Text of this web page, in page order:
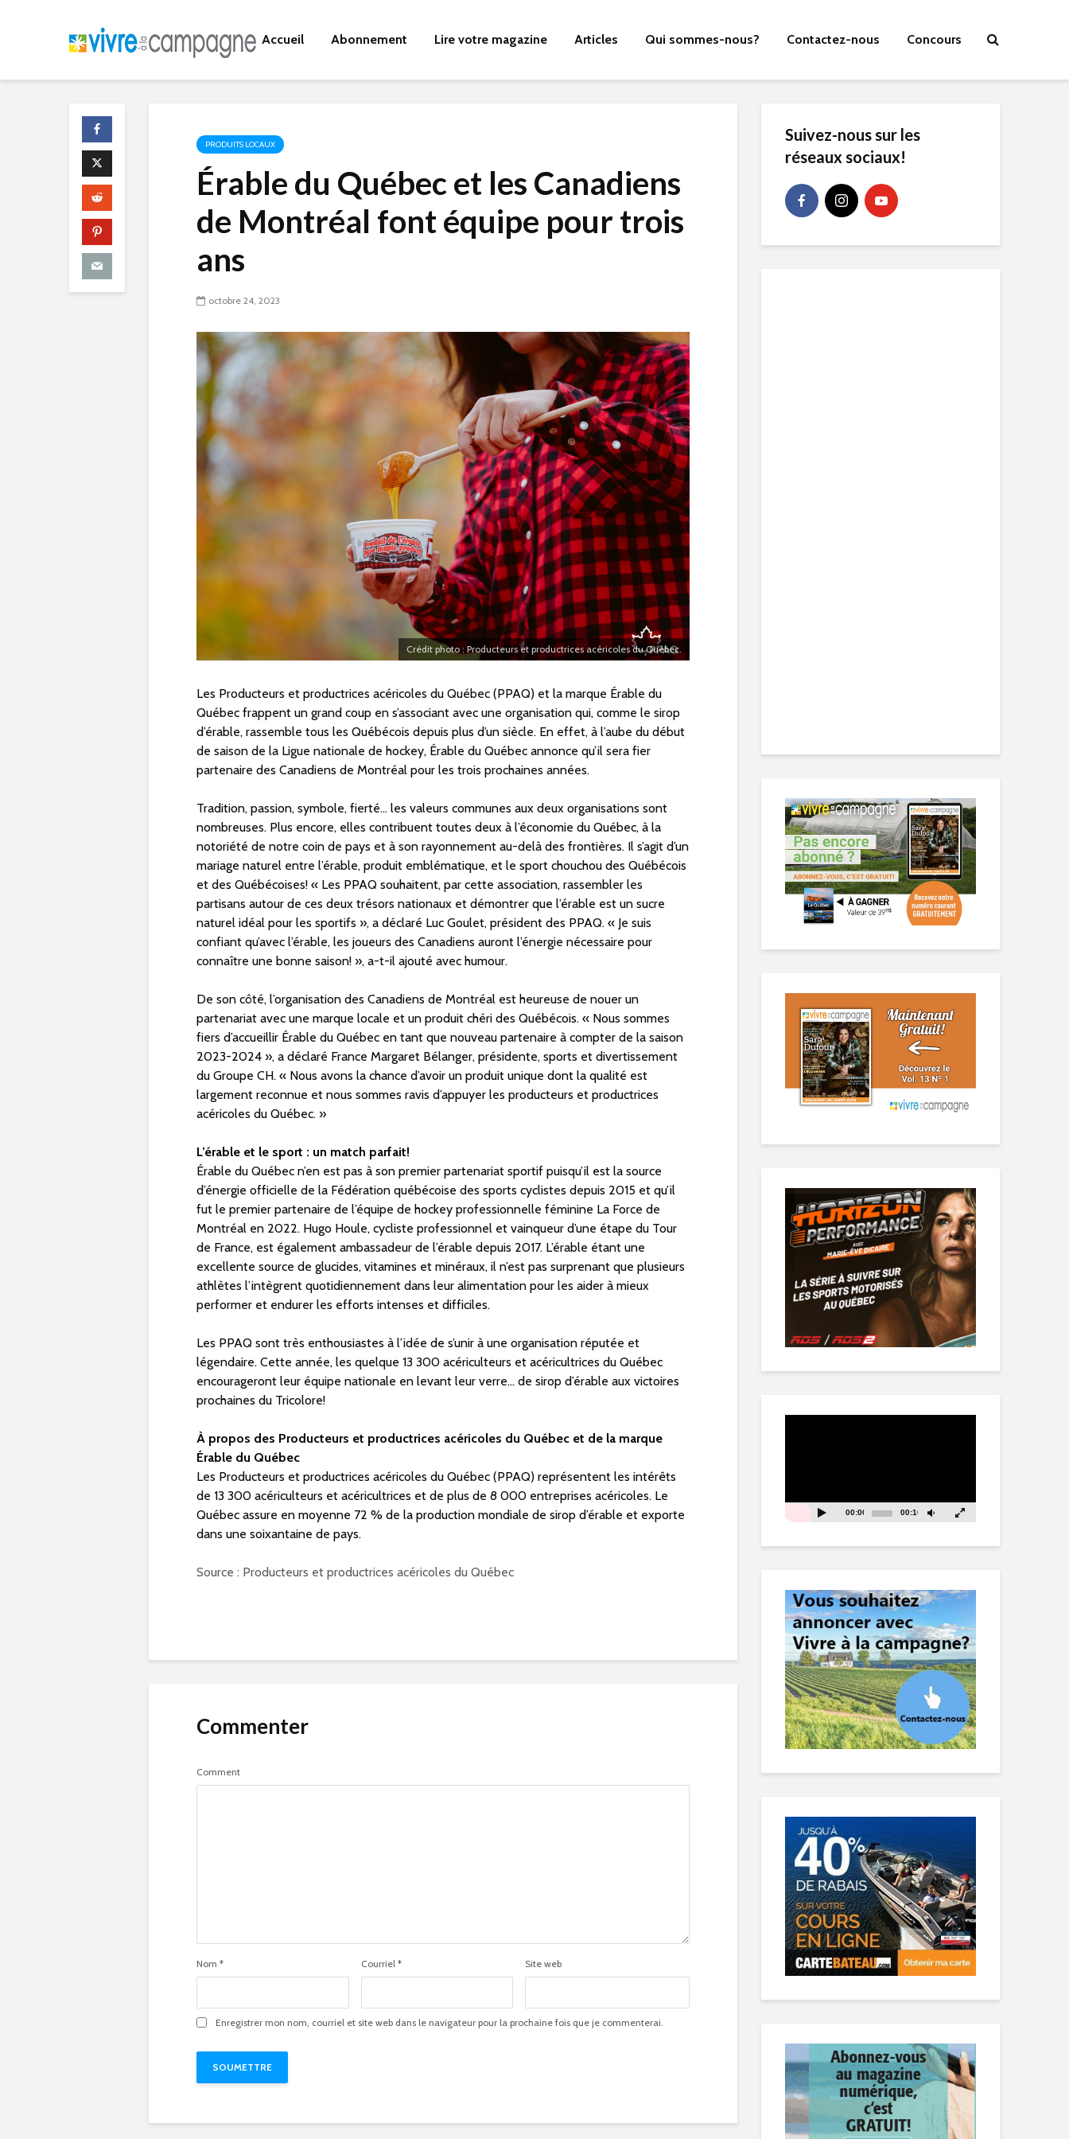
Accueil Abonnement Lire votre magazine Articles Qui sommes-nous? Contactez-nous Concours
PRODUITS LOCAUX
Érable du Québec et les Canadiens
de Montréal font équipe pour trois
ans
octobre 24, 2023
Crédit photo : Producteurs et productrices acéricoles du Québec.
Les Producteurs et productrices acéricoles du Québec (PPAQ) et la marque Érable du
Québec frappent un grand coup en s’associant avec une organisation qui, comme le sirop
d’érable, rassemble tous les Québécois depuis plus d’un siècle. En effet, à l’aube du début
de saison de la Ligue nationale de hockey, Érable du Québec annonce qu’il sera fier
partenaire des Canadiens de Montréal pour les trois prochaines années.
Tradition, passion, symbole, fierté… les valeurs communes aux deux organisations sont
nombreuses. Plus encore, elles contribuent toutes deux à l’économie du Québec, à la
notoriété de notre coin de pays et à son rayonnement au-delà des frontières. Il s’agit d’un
mariage naturel entre l’érable, produit emblématique, et le sport chouchou des Québécois
et des Québécoises! « Les PPAQ souhaitent, par cette association, rassembler les
partisans autour de ces deux trésors nationaux et démontrer que l’érable est un sucre
naturel idéal pour les sportifs », a déclaré Luc Goulet, président des PPAQ. « Je suis
confiant qu’avec l’érable, les joueurs des Canadiens auront l’énergie nécessaire pour
connaître une bonne saison! », a-t-il ajouté avec humour.
De son côté, l’organisation des Canadiens de Montréal est heureuse de nouer un
partenariat avec une marque locale et un produit chéri des Québécois. « Nous sommes
fiers d’accueillir Érable du Québec en tant que nouveau partenaire à compter de la saison
2023-2024 », a déclaré France Margaret Bélanger, présidente, sports et divertissement
du Groupe CH. « Nous avons la chance d’avoir un produit unique dont la qualité est
largement reconnue et nous sommes ravis d’appuyer les producteurs et productrices
acéricoles du Québec. »
L’érable et le sport : un match parfait!
Érable du Québec n’en est pas à son premier partenariat sportif puisqu’il est la source
d’énergie officielle de la Fédération québécoise des sports cyclistes depuis 2015 et qu’il
fut le premier partenaire de l’équipe de hockey professionnelle féminine La Force de
Montréal en 2022. Hugo Houle, cycliste professionnel et vainqueur d’une étape du Tour
de France, est également ambassadeur de l’érable depuis 2017. L’érable étant une
excellente source de glucides, vitamines et minéraux, il n’est pas surprenant que plusieurs
athlètes l’intègrent quotidiennement dans leur alimentation pour les aider à mieux
performer et endurer les efforts intenses et difficiles.
Les PPAQ sont très enthousiastes à l’idée de s’unir à une organisation réputée et
légendaire. Cette année, les quelque 13 300 acériculteurs et acéricultrices du Québec
encourageront leur équipe nationale en levant leur verre… de sirop d’érable aux victoires
prochaines du Tricolore!
À propos des Producteurs et productrices acéricoles du Québec et de la marque
Érable du Québec
Les Producteurs et productrices acéricoles du Québec (PPAQ) représentent les intérêts
de 13 300 acériculteurs et acéricultrices et de plus de 8 000 entreprises acéricoles. Le
Québec assure en moyenne 72 % de la production mondiale de sirop d’érable et exporte
dans une soixantaine de pays.
Source : Producteurs et productrices acéricoles du Québec
Commenter
Comment
Nom * Courriel * Site web
Enregistrer mon nom, courriel et site web dans le navigateur pour la prochaine fois que je commenterai.
Suivez-nous sur les
réseaux sociaux!
00:00 00:16